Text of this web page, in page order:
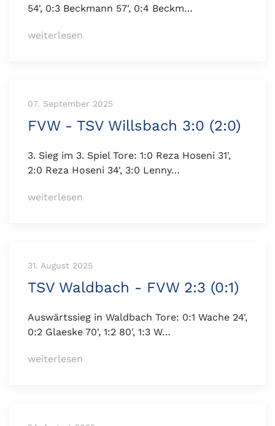
54', 0:3 Beckmann 57', 0:4 Beckm…
weiterlesen
07. September 2025
FVW - TSV Willsbach 3:0 (2:0)
3. Sieg im 3. Spiel Tore: 1:0 Reza Hoseni 31',
2:0 Reza Hoseni 34', 3:0 Lenny…
weiterlesen
31. August 2025
TSV Waldbach - FVW 2:3 (0:1)
Auswärtssieg in Waldbach Tore: 0:1 Wache 24',
0:2 Glaeske 70', 1:2 80', 1:3 W…
weiterlesen